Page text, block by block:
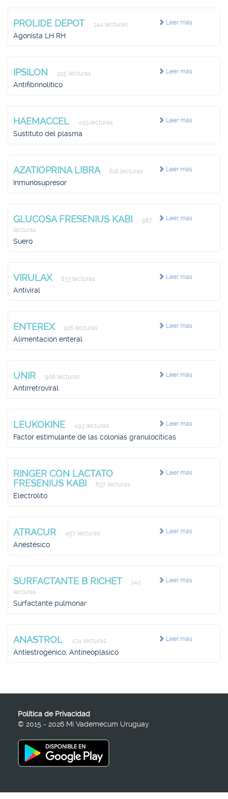
Leer más
PROLIDE DEPOT 144 lecturas
Agonista LH RH
Leer más
IPSILON 915 lecturas
Antifibrinolítico
Leer más
HAEMACCEL 493 lecturas
Sustituto del plasma
Leer más
AZATIOPRINA LIBRA 618 lecturas
Inmunosupresor
Leer más
GLUCOSA FRESENIUS KABI
987
lecturas
Suero
Leer más
VIRULAX 833 lecturas
Antiviral
Leer más
ENTEREX 916 lecturas
Alimentación enteral
Leer más
UNIR 906 lecturas
Antirretroviral
Leer más
LEUKOKINE 493 lecturas
Factor estimulante de las colonias granulocíticas
Leer más
RINGER CON LACTATO
FRESENIUS KABI
637 lecturas
Electrolito
Leer más
ATRACUR 457 lecturas
Anestésico
Leer más
SURFACTANTE B RICHET
142
lecturas
Surfactante pulmonar
Leer más
ANASTROL 474 lecturas
Antiestrogénico, Antineoplásico
Política de Privacidad
© 2015 - 2026 Mi Vademecum Uruguay